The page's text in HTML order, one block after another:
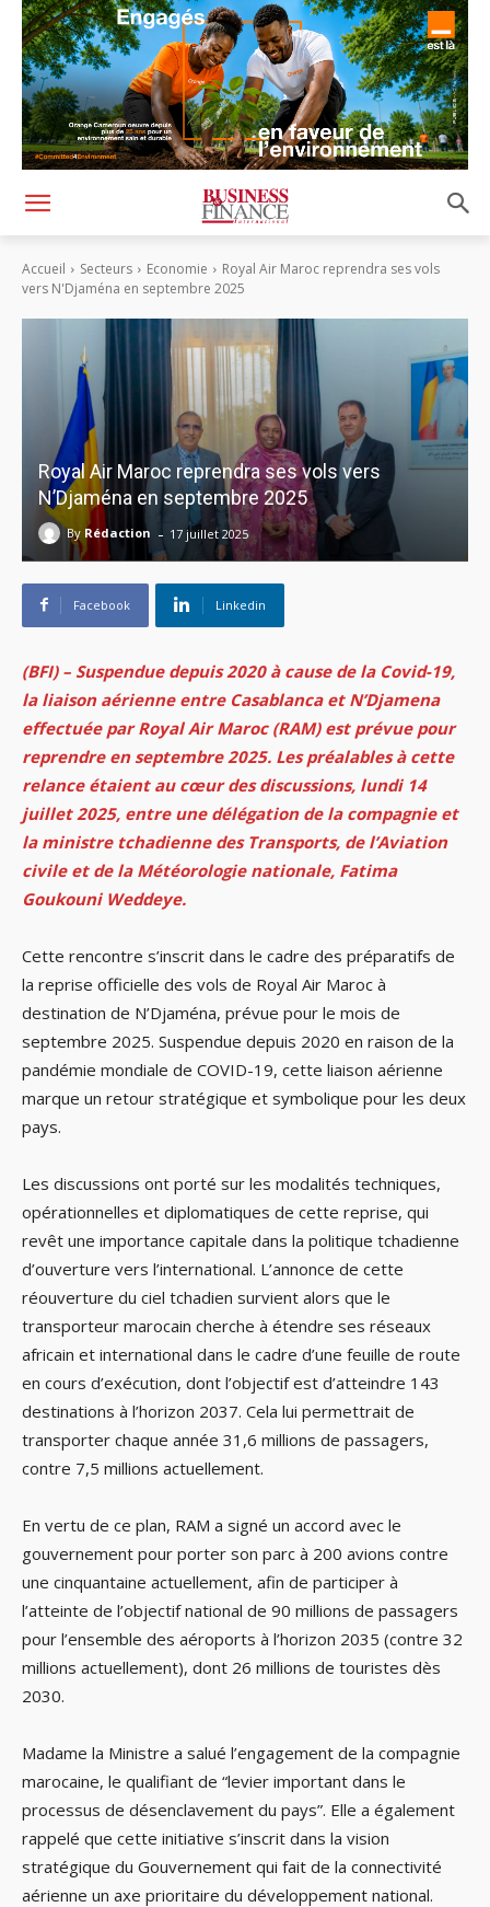
Accueil Secteurs Economie
Royal Air Maroc reprendra ses vols
vers N'Djaména en septembre 2025
Royal Air Maroc reprendra ses vols vers
N’Djaména en septembre 2025
By Rédaction - 17 juillet 2025
Facebook Linkedin
(BFI) – Suspendue depuis 2020 à cause de la Covid-19,
la liaison aérienne entre Casablanca et N’Djamena
effectuée par Royal Air Maroc (RAM) est prévue pour
reprendre en septembre 2025. Les préalables à cette
relance étaient au cœur des discussions, lundi 14
juillet 2025, entre une délégation de la compagnie et
la ministre tchadienne des Transports, de l’Aviation
civile et de la Météorologie nationale, Fatima
Goukouni Weddeye.
Cette rencontre s’inscrit dans le cadre des préparatifs de
la reprise officielle des vols de Royal Air Maroc à
destination de N’Djaména, prévue pour le mois de
septembre 2025. Suspendue depuis 2020 en raison de la
pandémie mondiale de COVID-19, cette liaison aérienne
marque un retour stratégique et symbolique pour les deux
pays.
Les discussions ont porté sur les modalités techniques,
opérationnelles et diplomatiques de cette reprise, qui
revêt une importance capitale dans la politique tchadienne
d’ouverture vers l’international. L’annonce de cette
réouverture du ciel tchadien survient alors que le
transporteur marocain cherche à étendre ses réseaux
africain et international dans le cadre d’une feuille de route
en cours d’exécution, dont l’objectif est d’atteindre 143
destinations à l’horizon 2037. Cela lui permettrait de
transporter chaque année 31,6 millions de passagers,
contre 7,5 millions actuellement.
En vertu de ce plan, RAM a signé un accord avec le
gouvernement pour porter son parc à 200 avions contre
une cinquantaine actuellement, afin de participer à
l’atteinte de l’objectif national de 90 millions de passagers
pour l’ensemble des aéroports à l’horizon 2035 (contre 32
millions actuellement), dont 26 millions de touristes dès
2030.
Madame la Ministre a salué l’engagement de la compagnie
marocaine, le qualifiant de “levier important dans le
processus de désenclavement du pays”. Elle a également
rappelé que cette initiative s’inscrit dans la vision
stratégique du Gouvernement qui fait de la connectivité
aérienne un axe prioritaire du développement national.